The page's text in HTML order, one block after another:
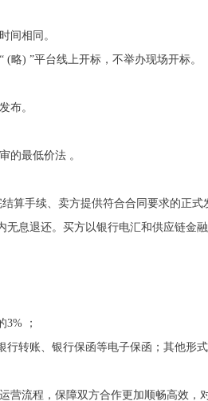
间相同。
(略) ”平台线上开标，不举办现场开标。
布。
的最低价法 。
算手续、卖方提供符合合同要求的正
无息退还。买方以银行电汇和供应链金
3% ；
行转账、银行保函等电子保函；其他形
营流程，保障双方合作更加顺畅高效